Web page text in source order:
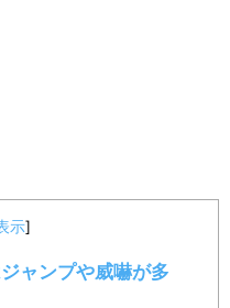
示]
ャンプや威嚇が多